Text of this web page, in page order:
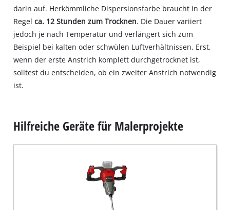
darin auf. Herkömmliche Dispersionsfarbe braucht in der
Regelca. 12 Stunden zum Trocknen. Die Dauer variiert
jedoch je nach Temperatur und verlängert sich zum
Beispiel bei kalten oder schwülen Luftverhältnissen. Erst,
wenn der erste Anstrich komplett durchgetrocknet ist,
solltest du entscheiden, ob ein zweiter Anstrich notwendig
ist.
Hilfreiche Geräte für Malerprojekte